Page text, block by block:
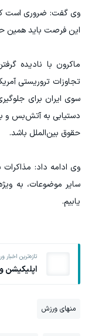
وی گفت: ضروری است که
این فرصت باید همین
ماکرون با نادیده
تجاوزات تروریستی
سوی ایران برای
دستیابی به آتش‌بس و
حقوق بین‌الملل باشد.
وی ادامه داد:
سایر موضوعات، به
یابیم.
تازه‌ترین
منهای ورزش